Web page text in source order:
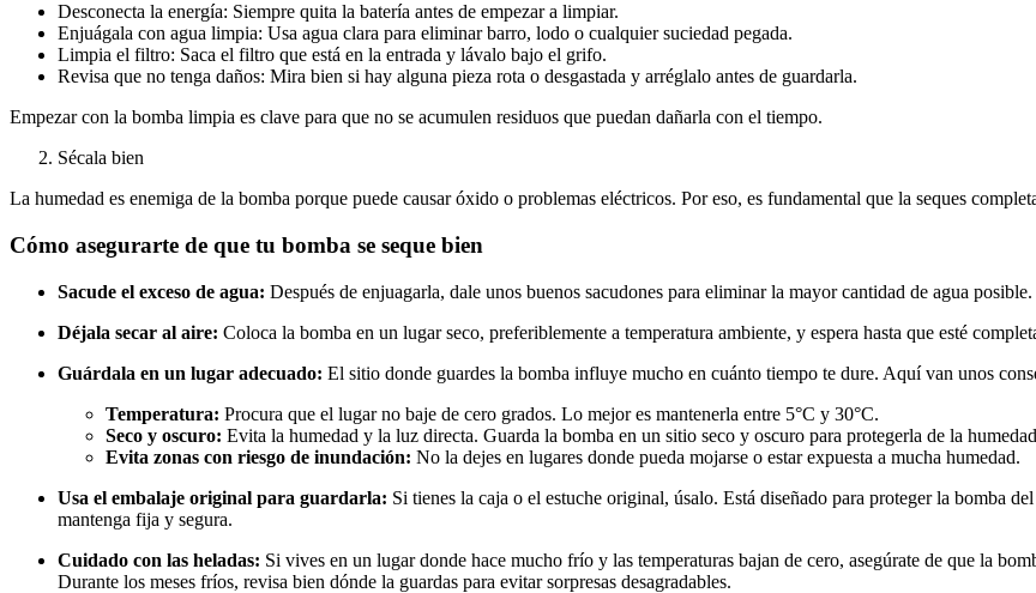
Desconecta la energía: Siempre quita la batería antes de empezar a limpiar.
Enjuágala con agua limpia: Usa agua clara para eliminar barro, lodo o cualquier suciedad pegada.
Limpia el filtro: Saca el filtro que está en la entrada y lávalo bajo el grifo.
Revisa que no tenga daños: Mira bien si hay alguna pieza rota o desgastada y arréglalo antes de guardarla.
Empezar con la bomba limpia es clave para que no se acumulen residuos que puedan dañarla con el tiempo.
Sécala bien
La humedad es enemiga de la bomba porque puede causar óxido o problemas eléctricos. Por eso, es fundamental que la seques
Cómo asegurarte de que tu bomba se seque bien
Sacude el exceso de agua: Después de enjuagarla, dale unos buenos sacudones para eliminar la mayor cantidad de agua posible.
Déjala secar al aire: Coloca la bomba en un lugar seco, preferiblemente a temperatura ambiente, y espera hasta que esté
Guárdala en un lugar adecuado: El sitio donde guardes la bomba influye mucho en cuánto tiempo te dure. Aquí van unos
Temperatura: Procura que el lugar no baje de cero grados. Lo mejor es mantenerla entre 5°C y 30°C.
Seco y oscuro: Evita la humedad y la luz directa. Guarda la bomba en un sitio seco y oscuro para protegerla de la
Evita zonas con riesgo de inundación: No la dejes en lugares donde pueda mojarse o estar expuesta a mucha humedad.
Usa el embalaje original para guardarla: Si tienes la caja o el estuche original, úsalo. Está diseñado para proteger la bomba
mantenga fija y segura.
Cuidado con las heladas: Si vives en un lugar donde hace mucho frío y las temperaturas bajan de cero, asegúrate de que la
Durante los meses fríos, revisa bien dónde la guardas para evitar sorpresas desagradables.